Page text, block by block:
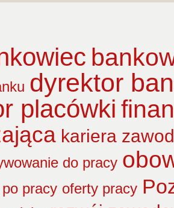
dyrektor
placówki
kariera
do pracy
pracy oferty pracy